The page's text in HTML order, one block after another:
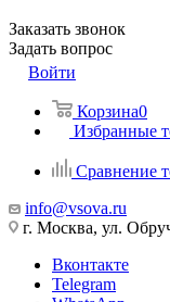
Заказать звонок
Задать вопрос
Войти
Корзина0
Избранные
Сравнение
info@vsova.ru
г. Москва, ул.
Вконтакте
Telegram